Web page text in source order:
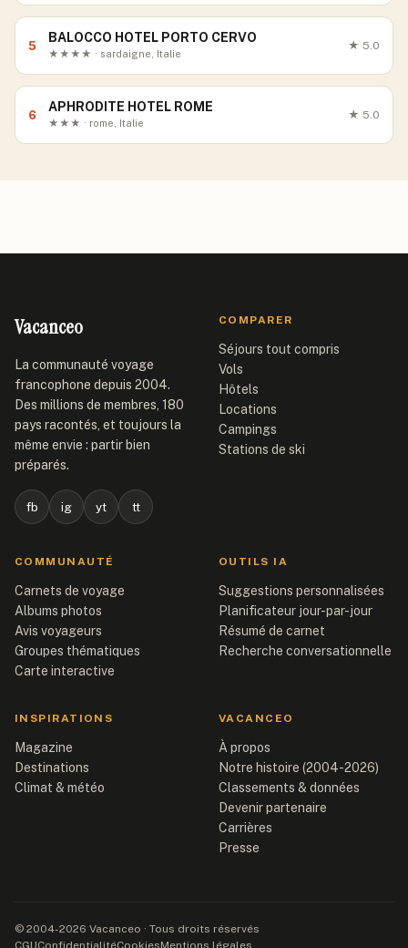
5
BALOCCO HOTEL PORTO CERVO
★★★★ · sardaigne, Italie
★ 5.0
6
APHRODITE HOTEL ROME
★★★ · rome, Italie
★ 5.0
Vacanceo
La communauté voyage
francophone depuis 2004.
Des millions de membres, 180
pays racontés, et toujours la
même envie : partir bien
préparés.
fb ig yt tt
COMPARER
Séjours tout compris
Vols
Hôtels
Locations
Campings
Stations de ski
COMMUNAUTÉ
Carnets de voyage
Albums photos
Avis voyageurs
Groupes thématiques
Carte interactive
OUTILS IA
Suggestions personnalisées
Planificateur jour-par-jour
Résumé de carnet
Recherche conversationnelle
INSPIRATIONS
Magazine
Destinations
Climat & météo
VACANCEO
À propos
Notre histoire (2004-2026)
Classements & données
Devenir partenaire
Carrières
Presse
© 2004-2026 Vacanceo · Tous droits réservés
CGUConfidentialitéCookiesMentions légales